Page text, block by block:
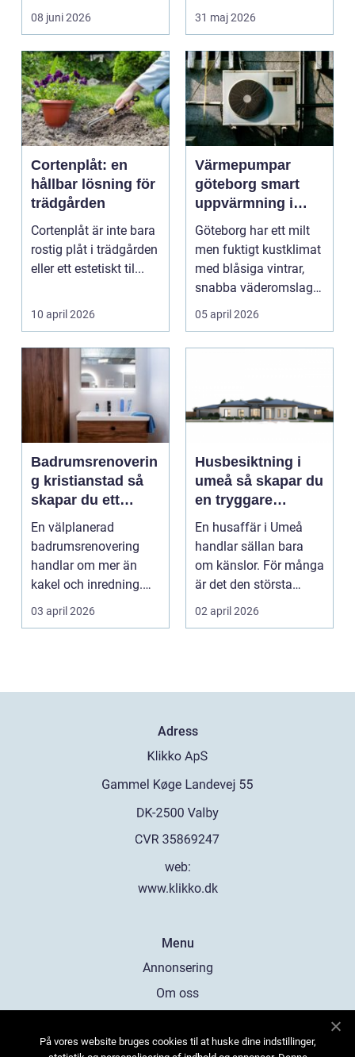
08 juni 2026
rummet upplevs, hur
31 maj 2026
Cortenplåt: en
hållbar lösning för
trädgården
Cortenplåt är inte bara
rostig plåt i trädgården
eller ett estetiskt til...
10 april 2026
Värmepumpar
göteborg smart
uppvärmning i
kustklimat
Göteborg har ett milt
men fuktigt kustklimat
med blåsiga vintrar,
snabba väderomslag
och ofta hög lu...
05 april 2026
Badrumsrenoverin
g kristianstad så
skapar du ett
funktionellt och
hållbart badrum
En välplanerad
badrumsrenovering
handlar om mer än
kakel och inredning.
För många hushåll
03 april 2026
Husbesiktning i
umeå så skapar du
en tryggare
bostadsaffär
En husaffär i Umeå
handlar sällan bara
om känslor. För många
är det den största
ekonomiska affären i...
02 april 2026
Adress
web:
www.klikko.dk
Menu
Annonsering
Om oss
Kontakta oss
På vores website bruges cookies til at huske dine indstillinger,